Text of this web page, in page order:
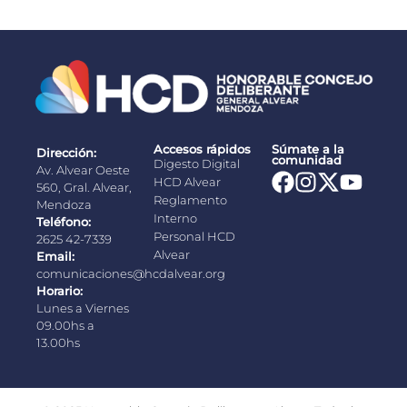
Dirección:
Av. Alvear Oeste
560, Gral. Alvear,
Mendoza
Teléfono:
2625 42-7339
Email:
comunicaciones@hcdalvear.org
Horario:
Lunes a Viernes
09.00hs a
13.00hs
Accesos rápidos
Digesto Digital
HCD Alvear
Reglamento
Interno
Personal HCD
Alvear
Súmate a la
comunidad